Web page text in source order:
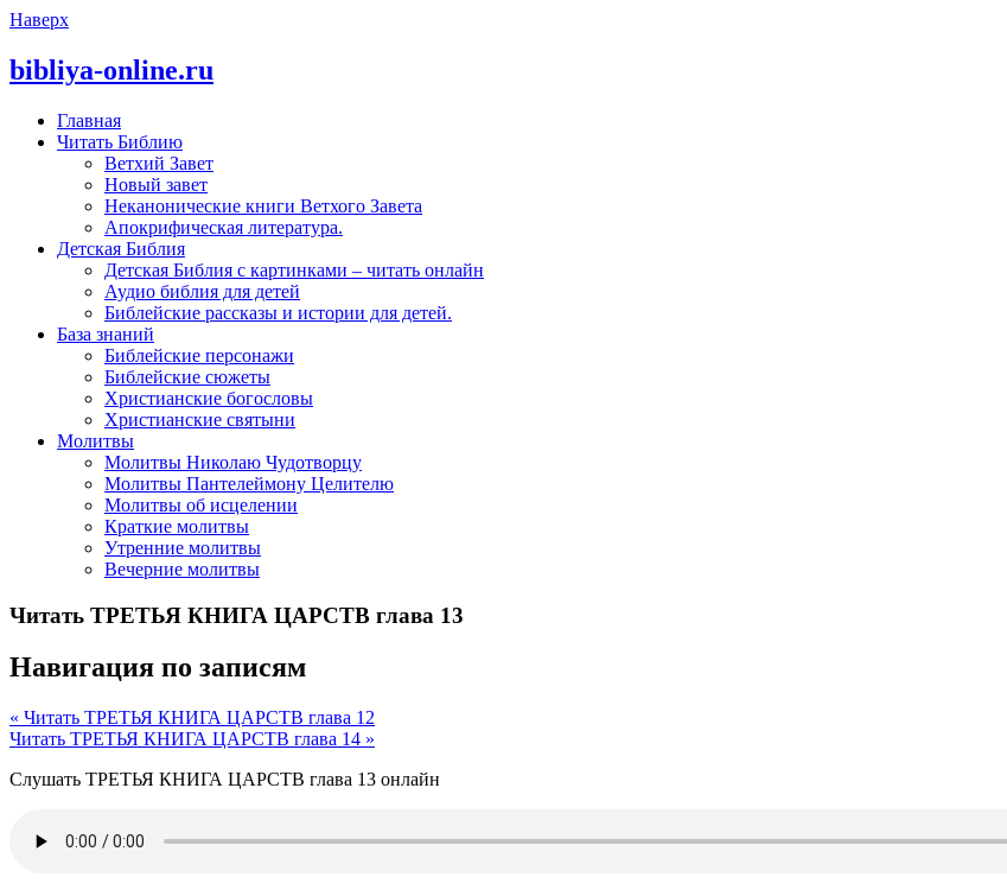
Наверх
bibliya-online.ru
Главная
Читать Библию
Ветхий Завет
Новый завет
Неканонические книги Ветхого Завета
Апокрифическая литература.
Детская Библия
Детская Библия с картинками – читать онлайн
Аудио библия для детей
Библейские рассказы и истории для детей.
База знаний
Библейские персонажи
Библейские сюжеты
Христианские богословы
Христианские святыни
Молитвы
Молитвы Николаю Чудотворцу
Молитвы Пантелеймону Целителю
Молитвы об исцелении
Краткие молитвы
Утренние молитвы
Вечерние молитвы
Читать ТРЕТЬЯ КНИГА ЦАРСТВ глава 13
Навигация по записям
« Читать ТРЕТЬЯ КНИГА ЦАРСТВ глава 12
Читать ТРЕТЬЯ КНИГА ЦАРСТВ глава 14 »
Слушать ТРЕТЬЯ КНИГА ЦАРСТВ глава 13 онлайн